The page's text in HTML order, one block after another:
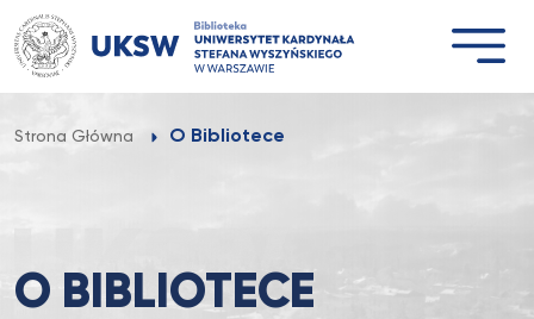
Przejdź
do
treści
Strona Główna O Bibliotece
O BIBLIOTECE